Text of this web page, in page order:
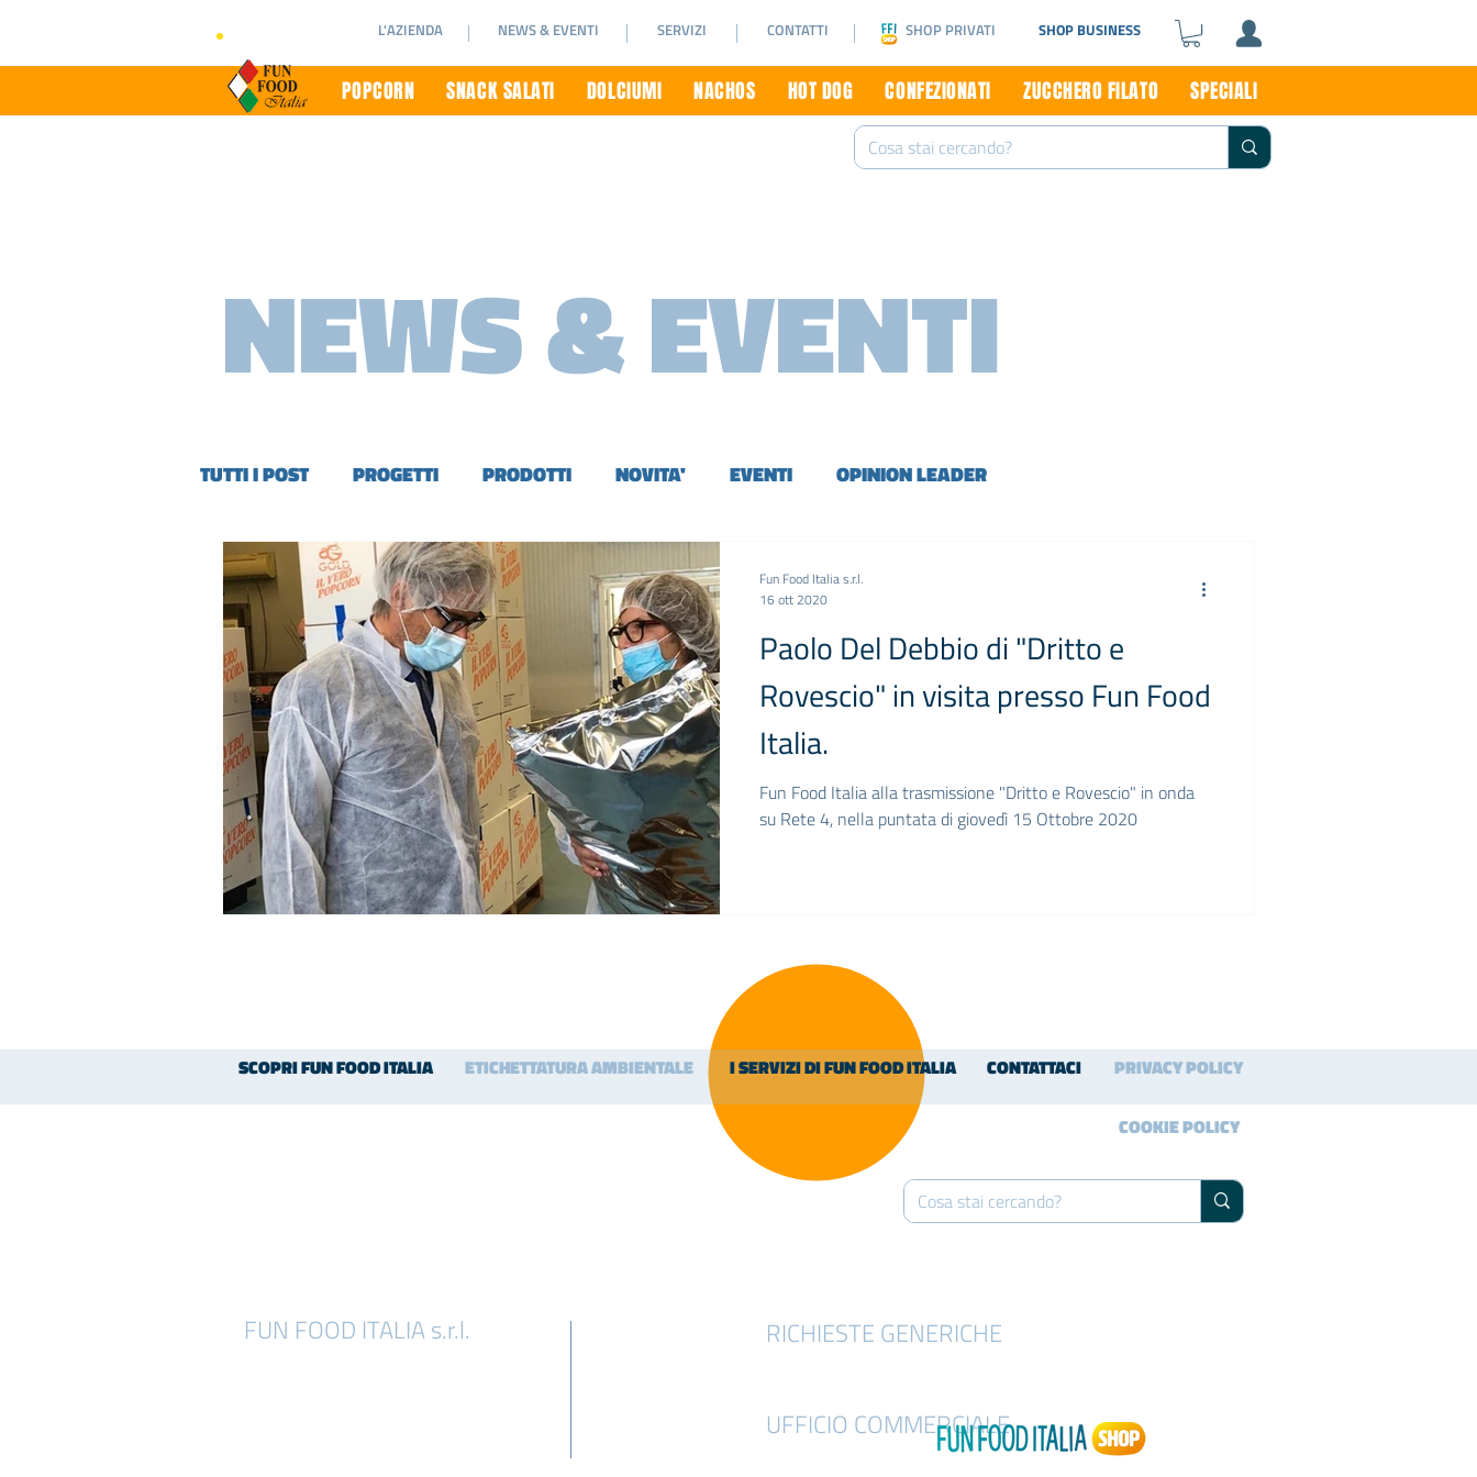
POPCORN SNACK SALATI DOLCIUMI NACHOS HOT DOG CONFEZIONATI ZUCCHERO FILATO SPECIALI
L'AZIENDA NEWS & EVENTI SERVIZI CONTATTI SHOP PRIVATI SHOP BUSINESS
NEWS & EVENTI
TUTTI I POST PROGETTI PRODOTTI NOVITA' EVENTI OPINION LEADER
Paolo Del Debbio di "Dritto e
Rovescio" in visita presso Fun Food
Italia.
Fun Food Italia alla trasmissione "Dritto e Rovescio" in onda
su Rete 4, nella puntata di giovedì 15 Ottobre 2020
Fun Food Italia s.r.l.
16 ott 2020
SCOPRI FUN FOOD ITALIA ETICHETTATURA AMBIENTALE I SERVIZI DI FUN FOOD ITALIA CONTATTACI PRIVACY POLICY
COOKIE POLICY
FUN FOOD ITALIA s.r.l. RICHIESTE GENERICHE
UFFICIO COMMERCIALE
info@funfooditalia.com